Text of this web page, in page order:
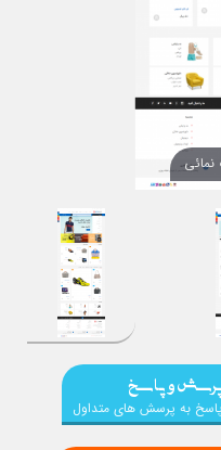
پرسش و پاسخ
پاسخ به پرسش های متداول